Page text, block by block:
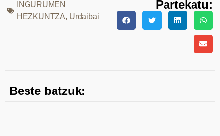
INGURUMEN
HEZKUNTZA, Urdaibai
Partekatu:
Beste batzuk: